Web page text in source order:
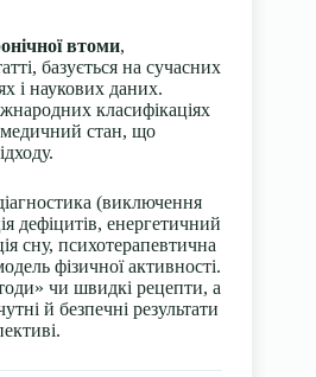
втоми,
базується на сучасних
і наукових даних.
класифікаціях
стан, що
(виключення
дефіцитів, енергетичний
сну, психотерапевтична
фізичної активності.
чи швидкі рецепти, а
й безпечні результати